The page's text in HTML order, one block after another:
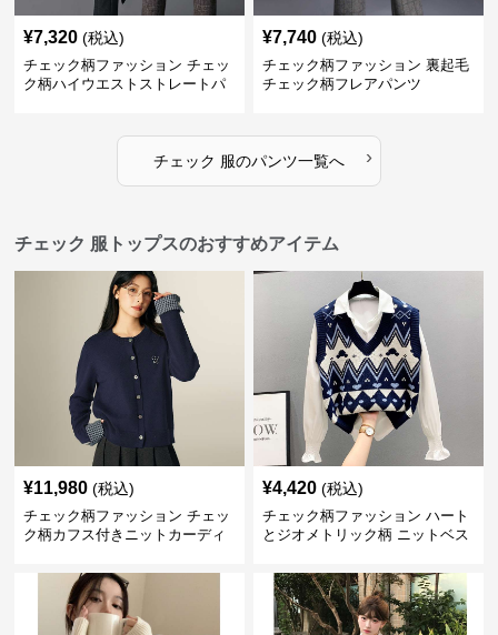
¥7,320 (税込)
チェック柄ファッション チェッ
ク柄ハイウエストストレートパ
¥7,740 (税込)
チェック柄ファッション 裏起毛
チェック柄フレアパンツ
チェック 服のパンツ一覧へ ›
チェック 服トップスのおすすめアイテム
¥11,980 (税込)
チェック柄ファッション チェッ
ク柄カフス付きニットカーディ
¥4,420 (税込)
チェック柄ファッション ハート
とジオメトリック柄 ニットベス